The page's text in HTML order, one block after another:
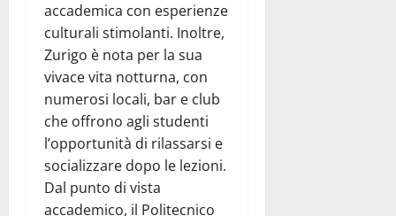
accademica con esperienze
culturali stimolanti. Inoltre,
Zurigo è nota per la sua
vivace vita notturna, con
numerosi locali, bar e club
che offrono agli studenti
l’opportunità di rilassarsi e
socializzare dopo le lezioni.
Dal punto di vista
accademico, il Politecnico